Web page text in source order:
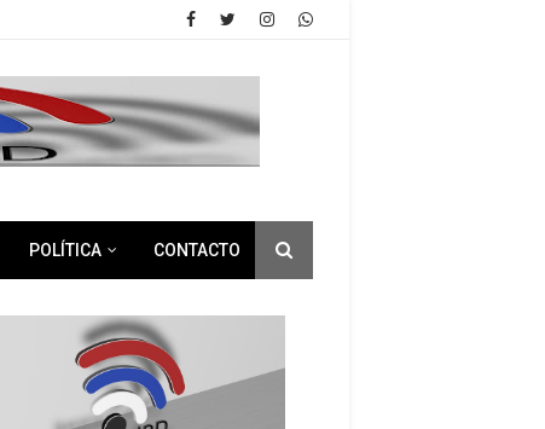
POLÍTICA CONTACTO